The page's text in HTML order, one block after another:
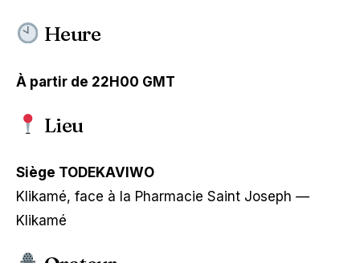
Heure
À partir de 22H00 GMT
Lieu
Siège TODEKAVIWO
Klikamé, face à la Pharmacie Saint Joseph —
Klikamé